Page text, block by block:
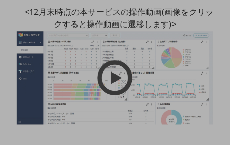
モビリティ
キーワードで探す
<12月末時点の本サービスの操作動画(画像をクリッ
クすると操作動画に遷移します)>